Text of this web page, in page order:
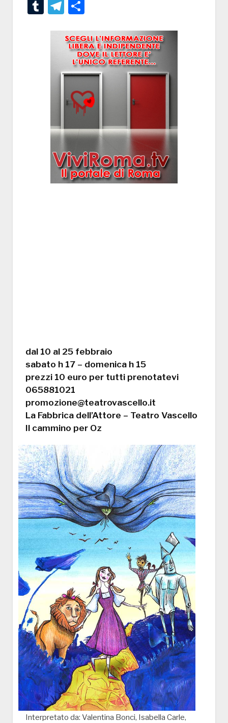
TumblrTelegram
dal 10 al 25 febbraio
sabato h 17 – domenica h 15
prezzi 10 euro per tutti prenotatevi
065881021
promozione@teatrovascello.it
La Fabbrica dell’Attore – Teatro Vascello
Il cammino per Oz
Interpretato da: Valentina Bonci, Isabella Carle,